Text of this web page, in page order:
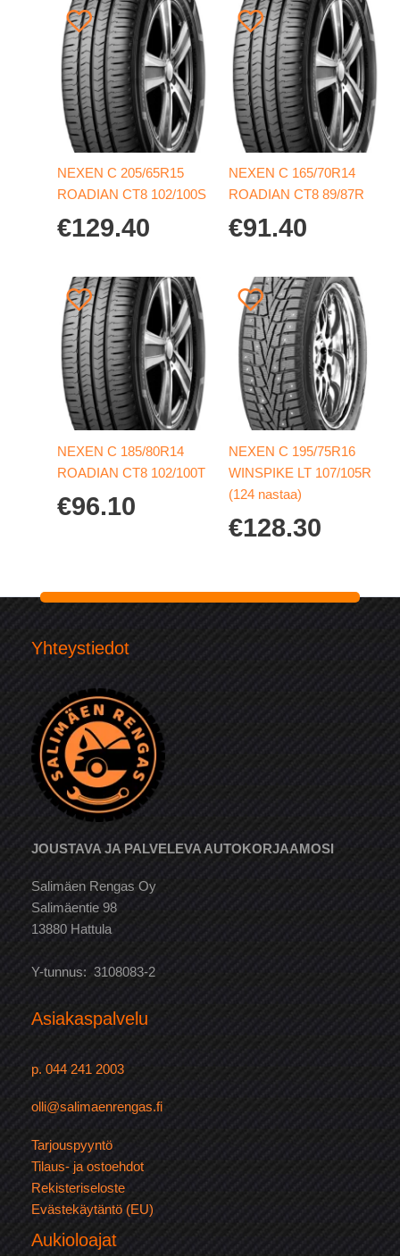
NEXEN C 205/65R15
ROADIAN CT8 102/100S
€129.40
NEXEN C 165/70R14
ROADIAN CT8 89/87R
€91.40
NEXEN C 185/80R14
ROADIAN CT8 102/100T
€96.10
NEXEN C 195/75R16
WINSPIKE LT 107/105R
(124 nastaa)
€128.30
Yhteystiedot
JOUSTAVA JA PALVELEVA AUTOKORJAAMOSI
Salimäen Rengas Oy
Salimäentie 98
13880 Hattula
Y-tunnus: 3108083-2
Asiakaspalvelu
p. 044 241 2003
olli@salimaenrengas.fi
Tarjouspyyntö
Tilaus- ja ostoehdot
Rekisteriseloste
Evästekäytäntö (EU)
Aukioloajat